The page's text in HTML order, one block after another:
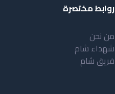
روابط مختصرة
من نحن
شهداء شام
فريق شام